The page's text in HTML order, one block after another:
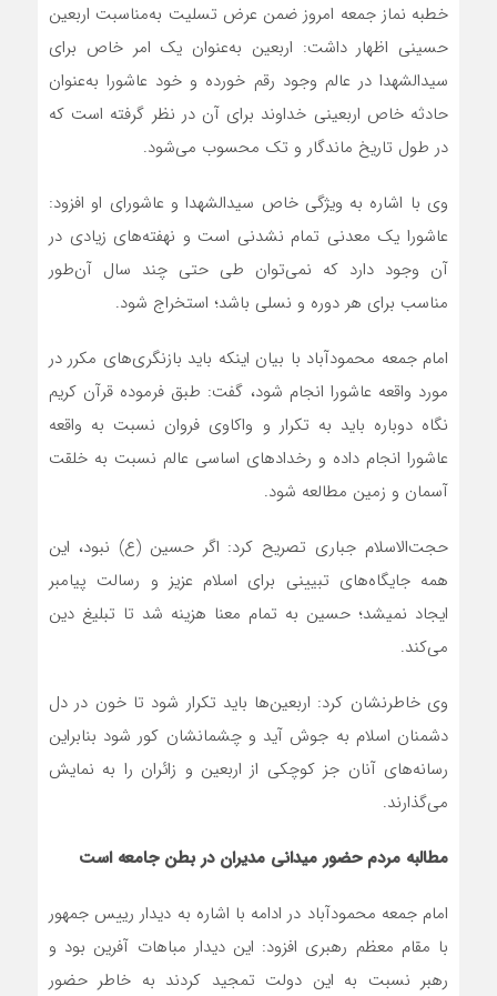
خطبه نماز جمعه امروز ضمن عرض تسلیت به‌مناسبت اربعین
حسینی اظهار داشت: اربعین به‌عنوان یک امر خاص برای
سیدالشهدا در عالم وجود رقم خورده و خود عاشورا به‌عنوان
حادثه خاص اربعینی خداوند برای آن در نظر گرفته است که
در طول تاریخ ماندگار و تک محسوب می‌شود.
وی با اشاره به ویژگی خاص سیدالشهدا و عاشورای او افزود:
عاشورا یک معدنی تمام نشدنی است و نهفته‌های زیادی در
آن وجود دارد که نمی‌توان طی حتی چند سال آن‌طور
مناسب برای هر دوره و نسلی باشد؛ استخراج شود.
امام جمعه محمودآباد با بیان اینکه باید بازنگری‌های مکرر در
مورد واقعه عاشورا انجام شود، گفت: طبق فرموده قرآن کریم
نگاه دوباره باید به تکرار و واکاوی فروان نسبت به واقعه
عاشورا انجام داده و رخدادهای اساسی عالم نسبت به خلقت
آسمان و زمین مطالعه شود.
حجت‎‌الاسلام جباری تصریح کرد: اگر حسین (ع) نبود، این
همه جایگاه‌های تبیینی برای اسلام عزیز و رسالت پیامبر
ایجاد نمیشد؛ حسین به تمام معنا هزینه شد تا تبلیغ دین
می‌کند.
وی خاطرنشان کرد: اربعین‌ها باید تکرار شود تا خون در دل
دشمنان اسلام به جوش آید و چشمانشان کور شود بنابراین
رسانه‌های آنان جز کوچکی از اربعین و زائران را به نمایش
می‌گذارند.
مطالبه مردم حضور میدانی مدیران در بطن جامعه است
امام جمعه محمودآباد در ادامه با اشاره به دیدار رییس جمهور
با مقام معظم رهبری افزود: این دیدار مباهات آفرین بود و
رهبر نسبت به این دولت تمجید کردند به خاطر حضور